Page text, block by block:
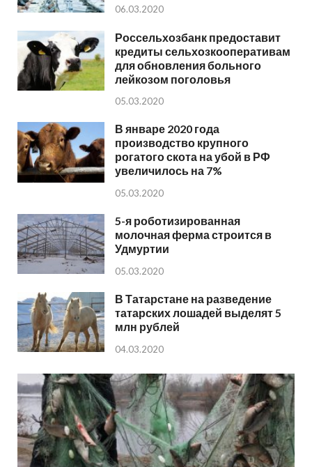
06.03.2020
Россельхозбанк предоставит
кредиты сельхозкооперативам
для обновления больного
лейкозом поголовья
05.03.2020
В январе 2020 года
производство крупного
рогатого скота на убой в РФ
увеличилось на 7%
05.03.2020
5-я роботизированная
молочная ферма строится в
Удмуртии
05.03.2020
В Татарстане на разведение
татарских лошадей выделят 5
млн рублей
04.03.2020